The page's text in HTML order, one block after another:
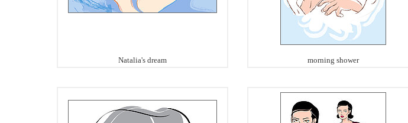
Natalia's dream morning shower